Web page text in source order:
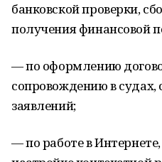
банковской проверки,
получения финансовой
— по оформлению
сопровождению в судах,
заявлений;
— по работе в